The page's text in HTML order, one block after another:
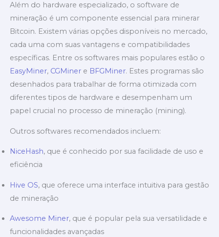
Além do hardware especializado, o software de
mineração é um componente essencial para minerar
Bitcoin. Existem várias opções disponíveis no mercado,
cada uma com suas vantagens e compatibilidades
específicas. Entre os softwares mais populares estão o
EasyMiner, CGMiner e BFGMiner. Estes programas são
desenhados para trabalhar de forma otimizada com
diferentes tipos de hardware e desempenham um
papel crucial no processo de mineração (mining).
Outros softwares recomendados incluem:
NiceHash, que é conhecido por sua facilidade de uso e
eficiência
Hive OS, que oferece uma interface intuitiva para gestão
de mineração
Awesome Miner, que é popular pela sua versatilidade e
funcionalidades avançadas